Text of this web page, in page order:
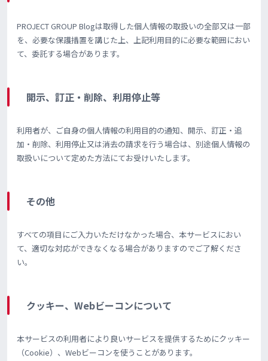
PROJECT GROUP Blogは取得した個人情報の取扱いの全部又は一部
を、必要な保護措置を講じた上、上記利用目的に必要な範囲におい
て、委託する場合があります。
開示、訂正・削除、利用停止等
利用者が、ご自身の個人情報の利用目的の通知、開示、訂正・追
加・削除、利用停止又は消去の請求を行う場合は、別途個人情報の
取扱いについて定めた方法にてお受けいたします。
その他
すべての項目にご入力いただけなかった場合、本サービスにおい
て、適切な対応ができなくなる場合がありますのでご了解くださ
い。
クッキー、Webビーコンについて
本サービスの利用者により良いサービスを提供するためにクッキー
（Cookie）、Webビーコンを使うことがあります。